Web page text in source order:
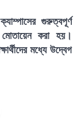
গুরুত্বপূর্ণ
করা হয়।
মধ্যে উদ্বেগ